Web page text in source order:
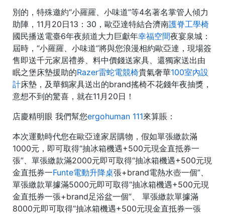
別的，特殊邀約“小羅羅、小味道”等4名著名掌管人傾力
助陣，11月20日13：30，歐亞達特結合濟南護脊工學椅
國民播送電臺6年夜頻道大力巨獻年幸福空間夜宴泉城：
屆時，“小羅羅、小味道”將與您浪漫相約歐亞達，現場簽
售即送千元家居禮券、料中價錢送家具、還獨家送出由
眠之堡床墊援助的Razer雷蛇電競椅貴氣奢華100室內設
計床墊，及華鶴家具送出的brand搖椅不花錢年夜抽獎，
意想不到的驚喜，就在11月20日！
店慶精明眼 我們幫您ergohuman 111來算賬：
本次運動時代您在歐亞達家居購物，假如單張繳款滿
1000元，即可取得“抽冰箱機遇+500元現金直抵券一
張”、單張繳款滿2000元即可取得“抽冰箱機遇+500元現
金直抵券一Funte電動升降桌張+brand電熱水壺一個”、
單張繳款單據滿5000元即可取得“抽冰箱機遇+500元現
金直抵券一張+brand足浴盆一個”、 單張繳款單據滿
8000元即可取得“抽冰箱機遇+500元現金直抵券一張